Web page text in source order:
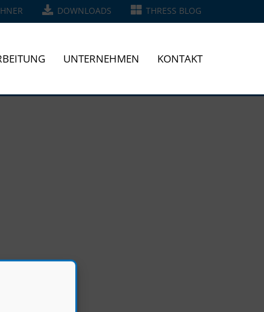
DOWNLOADS THRESS BLOG
UNTERNEHMEN KONTAKT